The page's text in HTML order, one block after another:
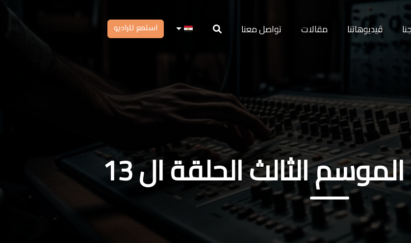
ڤيديوهاتنا مقالات تواصل معنا استمع للراديو
الثالث الحلقة ال 13